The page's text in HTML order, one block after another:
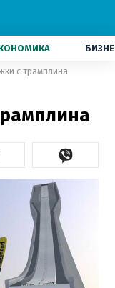
с трамплина